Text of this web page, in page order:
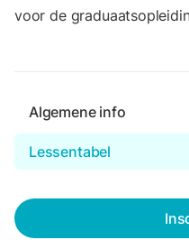
voor de
Algemene info
Lessentabel